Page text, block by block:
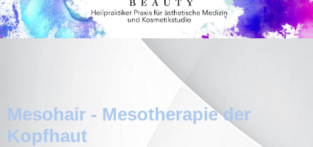
Mesohair - Mesotherapie der
Kopfhaut